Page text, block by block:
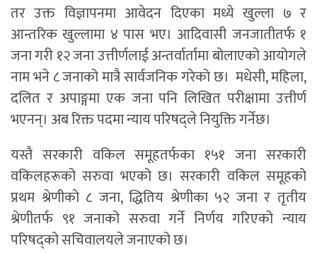
तर उक्त विज्ञापनमा आवेदन दिएका मध्ये खुल्ला ७ र
आन्तरिक खुल्लामा ४ पास भए। आदिवासी जनजातीतर्फ १
जना गरी १२ जना उत्तीर्णलाई अन्तर्वार्तामा बोलाएको आयोगले
नाम भने ८ जनाको मात्रै सार्वजनिक गरेको छ। मधेसी, महिला,
दलित र अपाङ्गमा एक जना पनि लिखित परीक्षामा उत्तीर्ण
भएनन्। अब रिक्त पदमा न्याय परिषद्ले नियुक्ति गर्नेछ।
यस्तै सरकारी वकिल समूहतर्फका १५१ जना सरकारी
वकिलहरूको सरुवा भएको छ। सरकारी वकिल समूहको
प्रथम श्रेणीको ८ जना, द्धितिय श्रेणीका ५२ जना र तृतीय
श्रेणीतर्फ ९१ जनाको सरुवा गर्ने निर्णय गरिएको न्याय
परिषद्को सचिवालयले जनाएको छ।